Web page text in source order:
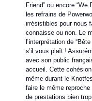
Friend” ou encore
les refrains de
irrésistibles pour nous
connaisse ou non. Le
l’interprétation de
s’il vous plaît !
avec son public
accueil. Cette
même durant le
faire le même reproche
de prestations bien